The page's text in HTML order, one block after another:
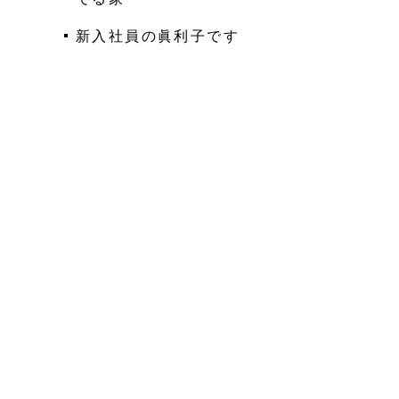
新入社員の眞利子です